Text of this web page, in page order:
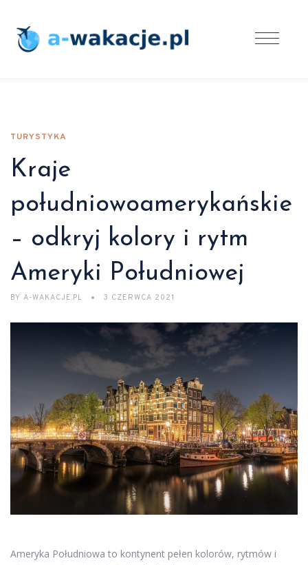
TURYSTYKA
Kraje
południowoamerykańskie
– odkryj kolory i rytm
Ameryki Południowej
BY A-WAKACJE.PL 3 CZERWCA 2021
Ameryka Południowa to kontynent pełen kolorów, rytmów i